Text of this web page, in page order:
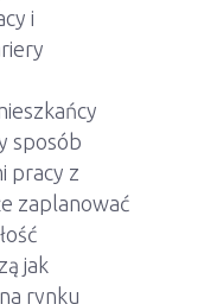
i
sposób
pracy z
zaplanować
jak
rynku